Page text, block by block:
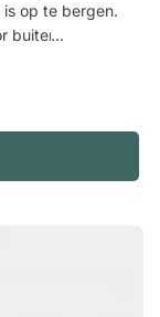
op te bergen.
buitenzithoeken
van
van polyesterlak.
tegen corrosie
White-
Green-
en royale